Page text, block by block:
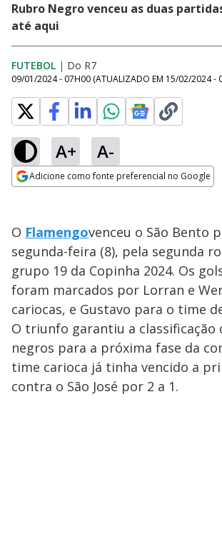
Rubro Negro venceu as duas
até aqui
FUTEBOL | Do R7
09/01/2024 - 07H00 (ATUALIZADO EM 15/02/2024 -
A+ A-
Adicione como fonte preferencial no Google
O Flamengovenceu o São Bento
segunda-feira (8), pela segunda
grupo 19 da Copinha 2024. Os
foram marcados por Lorran e
cariocas, e Gustavo para o time
O triunfo garantiu a classificação
negros para a próxima fase da
time carioca já tinha vencido a
contra o São José por 2 a 1.